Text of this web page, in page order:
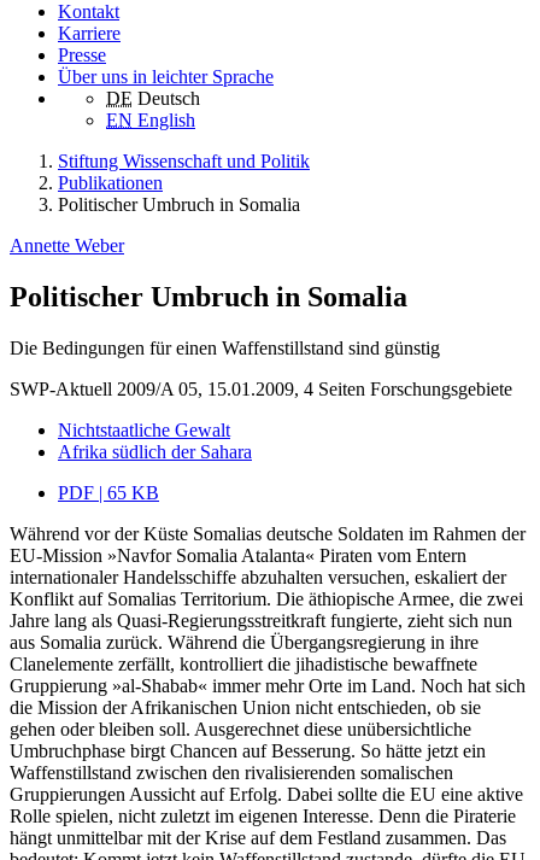
Kontakt
Karriere
Presse
Über uns in leichter Sprache
DE Deutsch
EN English
Stiftung Wissenschaft und Politik
Publikationen
Politischer Umbruch in Somalia
Annette Weber
Politischer Umbruch in Somalia
Die Bedingungen für einen Waffenstillstand sind günstig
SWP-Aktuell 2009/A 05, 15.01.2009, 4 Seiten Forschungsgebiete
Nichtstaatliche Gewalt
Afrika südlich der Sahara
PDF | 65 KB
Während vor der Küste Somalias deutsche Soldaten im Rahmen der
EU-Mission »Navfor Somalia Atalanta« Piraten vom Entern
internationaler Handelsschiffe abzuhalten versuchen, eskaliert der
Konflikt auf Somalias Territorium. Die äthiopische Armee, die zwei
Jahre lang als Quasi-Regierungsstreitkraft fungierte, zieht sich nun
aus Somalia zurück. Während die Übergangsregierung in ihre
Clanelemente zerfällt, kontrolliert die jihadistische bewaffnete
Gruppierung »al-Shabab« immer mehr Orte im Land. Noch hat sich
die Mission der Afrikanischen Union nicht entschieden, ob sie
gehen oder bleiben soll. Ausgerechnet diese unübersichtliche
Umbruchphase birgt Chancen auf Besserung. So hätte jetzt ein
Waffenstillstand zwischen den rivalisierenden somalischen
Gruppierungen Aussicht auf Erfolg. Dabei sollte die EU eine aktive
Rolle spielen, nicht zuletzt im eigenen Interesse. Denn die Piraterie
hängt unmittelbar mit der Krise auf dem Festland zusammen. Das